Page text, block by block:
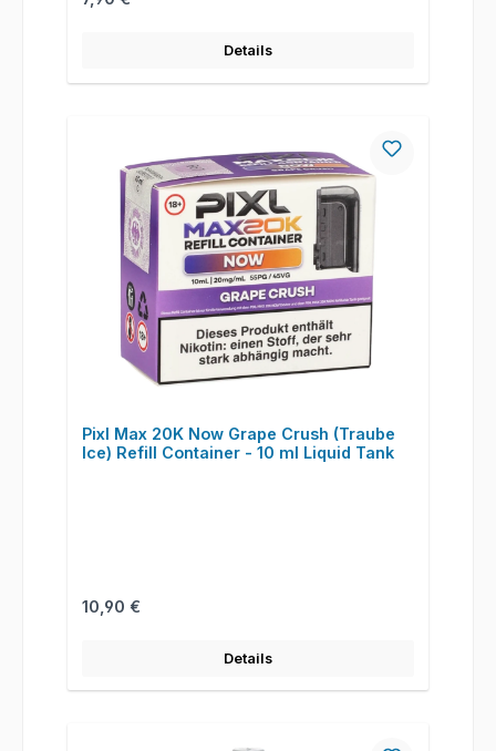
Details
Pixl Max 20K Now Grape Crush (Traube
Ice) Refill Container - 10 ml Liquid Tank
Regulärer Preis:
10,90 €
Details